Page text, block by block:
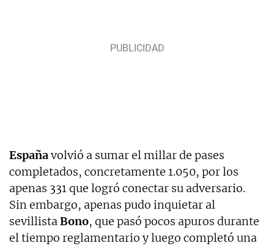
Españavolvió a sumar el millar de pases
completados, concretamente 1.050, por los
apenas 331 que logró conectar su adversario.
Sin embargo, apenas pudo inquietar al
sevillistaBono, que pasó pocos apuros durante
el tiempo reglamentario y luego completó una